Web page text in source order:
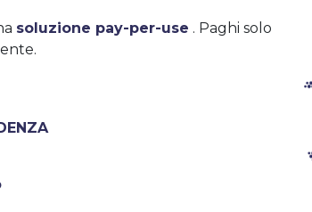
soluzione pay-per-use . Paghi solo